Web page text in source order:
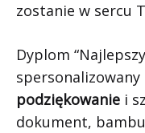
zostanie w sercu
Dyplom
podziękowanie i
dokument,